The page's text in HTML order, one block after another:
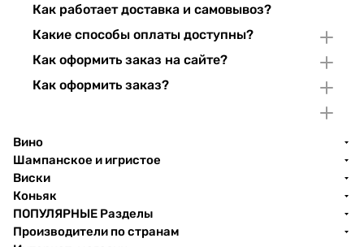
Как работает доставка и самовывоз?
Какие способы оплаты доступны?
Как оформить заказ на сайте?
Как оформить заказ?
Вино
Шампанское и игристое
Виски
Коньяк
ПОПУЛЯРНЫЕ Разделы
Производители по странам